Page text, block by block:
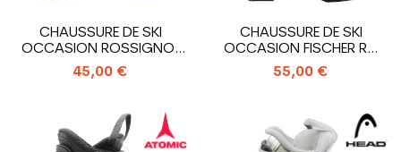
CHAUSSURE DE SKI
OCCASION ROSSIGNOL
KELIA
45,00 €
CHAUSSURE DE SKI
OCCASION FISCHER RC
ONE 85 XTR HV
55,00 €